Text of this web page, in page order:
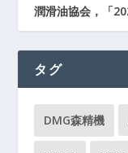
潤滑油協会，「
タグ
DMG森精機